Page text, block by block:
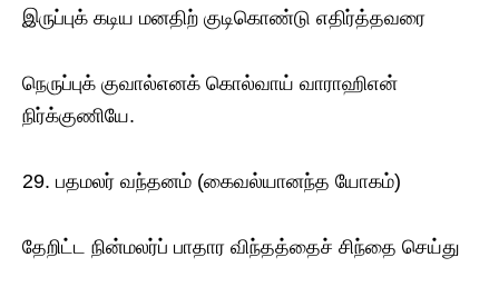
இருப்புக் கடிய மனதிற் குடிகொண்டு எதிர்த்தவரை
நெருப்புக் குவால்எனக் கொல்வாய் வாராஹிஎன்
நிர்க்குணியே.
29. பதமலர் வந்தனம் (கைவல்யானந்த யோகம்)
தேறிட்ட நின்மலர்ப் பாதார விந்தத்தைச் சிந்தை செய்து